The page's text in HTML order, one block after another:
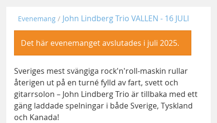
Evenemang John Lindberg Trio VALLEN - 16 JULI
Det här evenemanget avslutades i juli 2025.
Sveriges mest svängiga rock'n'roll-maskin rullar
återigen ut på en turné fylld av fart, svett och
gitarrsolon – John Lindberg Trio är tillbaka med ett
gäng laddade spelningar i både Sverige, Tyskland
och Kanada!